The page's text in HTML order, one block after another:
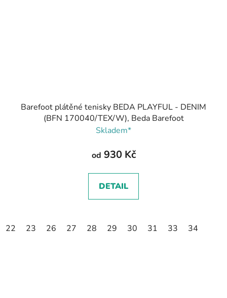
Barefoot plátěné tenisky BEDA PLAYFUL - DENIM
(BFN 170040/TEX/W), Beda Barefoot
Skladem*
od 930 Kč
DETAIL
22 23 26 27 28 29 30 31 33 34